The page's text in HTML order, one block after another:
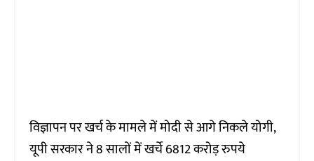
विज्ञापन पर खर्च के मामले में मोदी से आगे निकले योगी,
यूपी सरकार ने 8 सालों में खर्चे 6812 करोड़ रुपये